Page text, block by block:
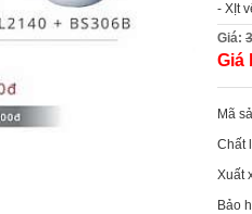
- XỊt
Giá:
Giá
Mã
Chất
Xuất
Bảo